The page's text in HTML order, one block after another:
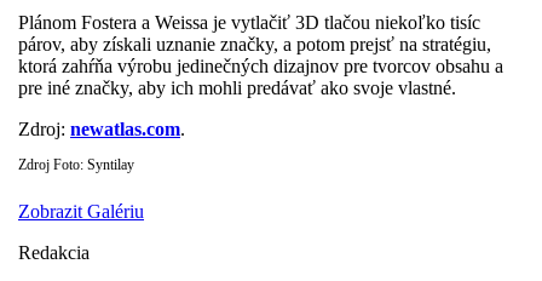
Plánom Fostera a Weissa je vytlačiť 3D tlačou niekoľko tisíc
párov, aby získali uznanie značky, a potom prejsť na stratégiu,
ktorá zahŕňa výrobu jedinečných dizajnov pre tvorcov obsahu a
pre iné značky, aby ich mohli predávať ako svoje vlastné.
Zdroj: newatlas.com.
Zdroj Foto: Syntilay
Zobrazit Galériu
Redakcia